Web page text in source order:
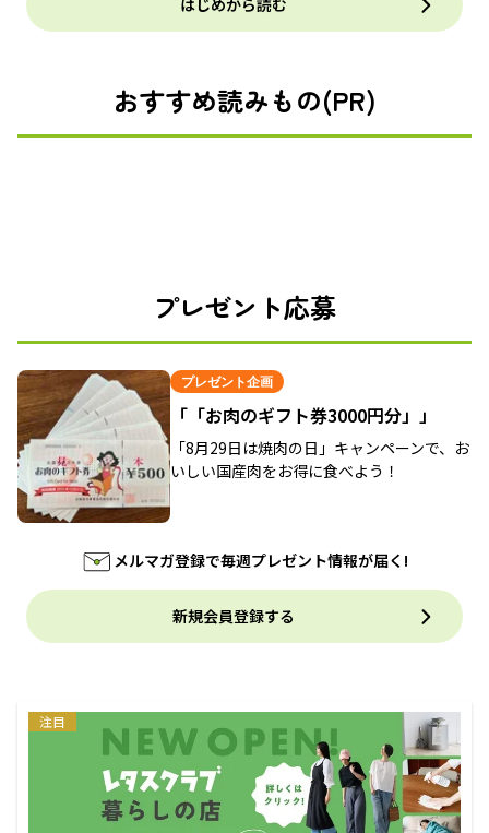
はじめから読む
おすすめ読みもの(PR)
プレゼント応募
プレゼント企画
「「お肉のギフト券3000円分」」
「8月29日は焼肉の日」キャンペーンで、お
いしい国産肉をお得に食べよう！
メルマガ登録で毎週プレゼント情報が届く!
新規会員登録する
注目